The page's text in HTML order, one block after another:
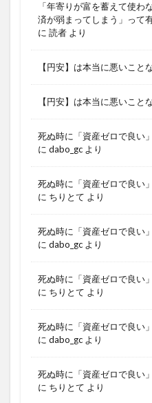
「年寄りが富を蓄えて使わ
済が弱まってしまう」って
に 読者 より
【円安】は本当に悪いこと
【円安】は本当に悪いこと
死ぬ時に「資産ゼロで良い
に dabo_gc より
死ぬ時に「資産ゼロで良い
に ちりとて より
死ぬ時に「資産ゼロで良い
に dabo_gc より
死ぬ時に「資産ゼロで良い
に ちりとて より
死ぬ時に「資産ゼロで良い
に dabo_gc より
死ぬ時に「資産ゼロで良い
に ちりとて より